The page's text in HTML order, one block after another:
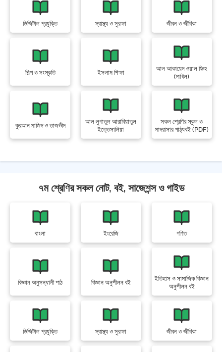
ডিজিটাল প্রযুক্তি স্বাস্থ্য ও সুরক্ষা জীবন ও জীবিকা
শিল্প ও সংস্কৃতি ইসলাম শিক্ষা
আল আকায়েদ ওয়াল ফিক্হ
(দাখিল)
কুরআন মাজিদ ও তাজভীদ
আল লুগাতুল আরাবিয়াতুল
ইত্তেসালিয়া
সকল শ্রেণির স্কুল ও
মাদরাসার পাঠ্যবই (PDF)
৭ম শ্রেণির সকল নোট, বই, সাজেশন্স ও গাইড
বাংলা ইংরেজি গণিত
বিজ্ঞান অনুসন্ধানী পাঠ বিজ্ঞান অনুশীলন বই
ইতিহাস ও সামাজিক বিজ্ঞান
অনুশীলন বই
ডিজিটাল প্রযুক্তি স্বাস্থ্য ও সুরক্ষা জীবন ও জীবিকা